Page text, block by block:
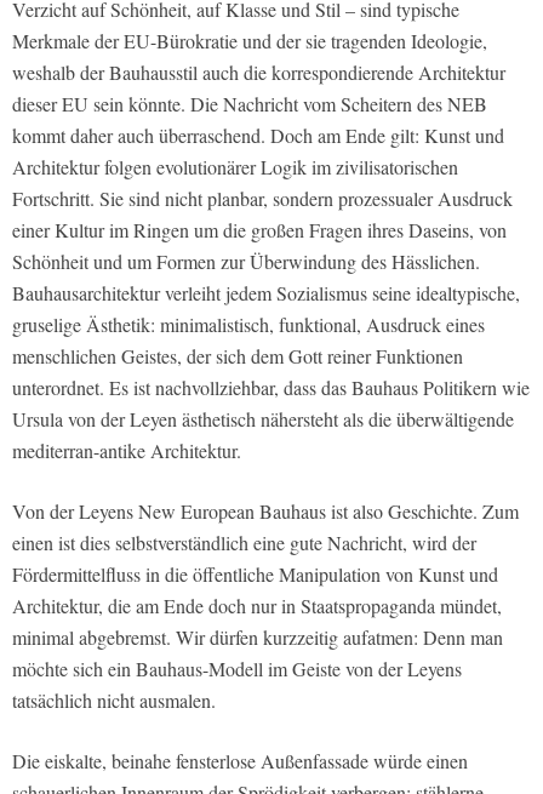
Verzicht auf Schönheit, auf Klasse und Stil – sind typische
Merkmale der EU-Bürokratie und der sie tragenden Ideologie,
weshalb der Bauhausstil auch die korrespondierende Architektur
dieser EU sein könnte. Die Nachricht vom Scheitern des NEB
kommt daher auch überraschend. Doch am Ende gilt: Kunst und
Architektur folgen evolutionärer Logik im zivilisatorischen
Fortschritt. Sie sind nicht planbar, sondern prozessualer Ausdruck
einer Kultur im Ringen um die großen Fragen ihres Daseins, von
Schönheit und um Formen zur Überwindung des Hässlichen.
Bauhausarchitektur verleiht jedem Sozialismus seine idealtypische,
gruselige Ästhetik: minimalistisch, funktional, Ausdruck eines
menschlichen Geistes, der sich dem Gott reiner Funktionen
unterordnet. Es ist nachvollziehbar, dass das Bauhaus Politikern wie
Ursula von der Leyen ästhetisch nähersteht als die überwältigende
mediterran-antike Architektur.
Von der Leyens New European Bauhaus ist also Geschichte. Zum
einen ist dies selbstverständlich eine gute Nachricht, wird der
Fördermittelfluss in die öffentliche Manipulation von Kunst und
Architektur, die am Ende doch nur in Staatspropaganda mündet,
minimal abgebremst. Wir dürfen kurzzeitig aufatmen: Denn man
möchte sich ein Bauhaus-Modell im Geiste von der Leyens
tatsächlich nicht ausmalen.
Die eiskalte, beinahe fensterlose Außenfassade würde einen